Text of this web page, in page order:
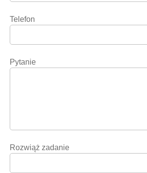
Telefon
Pytanie
Rozwiąż zadanie